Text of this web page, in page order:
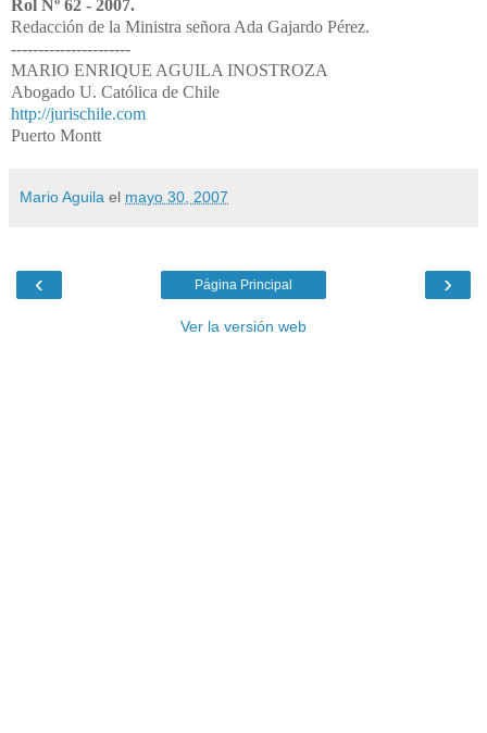
Rol Nº 62 - 2007.
Redacción de la Ministra señora Ada Gajardo Pérez.
----------------------
MARIO ENRIQUE AGUILA INOSTROZA
Abogado U. Católica de Chile
http://jurischile.com
Puerto Montt
Mario Aguila el mayo 30, 2007
‹ ›
Página Principal
Ver la versión web